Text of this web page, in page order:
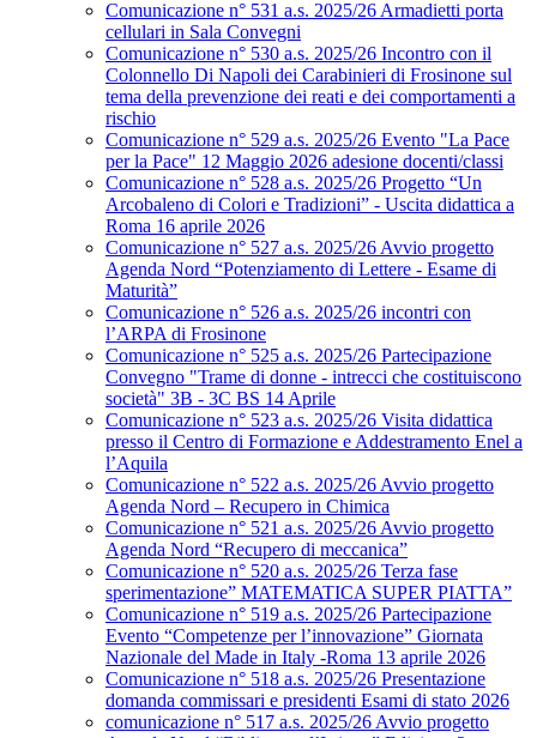
Comunicazione n° 531 a.s. 2025/26 Armadietti porta
cellulari in Sala Convegni
Comunicazione n° 530 a.s. 2025/26 Incontro con il
Colonnello Di Napoli dei Carabinieri di Frosinone sul
tema della prevenzione dei reati e dei comportamenti a
rischio
Comunicazione n° 529 a.s. 2025/26 Evento "La Pace
per la Pace" 12 Maggio 2026 adesione docenti/classi
Comunicazione n° 528 a.s. 2025/26 Progetto “Un
Arcobaleno di Colori e Tradizioni” - Uscita didattica a
Roma 16 aprile 2026
Comunicazione n° 527 a.s. 2025/26 Avvio progetto
Agenda Nord “Potenziamento di Lettere - Esame di
Maturità”
Comunicazione n° 526 a.s. 2025/26 incontri con
l’ARPA di Frosinone
Comunicazione n° 525 a.s. 2025/26 Partecipazione
Convegno "Trame di donne - intrecci che costituiscono
società" 3B - 3C BS 14 Aprile
Comunicazione n° 523 a.s. 2025/26 Visita didattica
presso il Centro di Formazione e Addestramento Enel a
l’Aquila
Comunicazione n° 522 a.s. 2025/26 Avvio progetto
Agenda Nord – Recupero in Chimica
Comunicazione n° 521 a.s. 2025/26 Avvio progetto
Agenda Nord “Recupero di meccanica”
Comunicazione n° 520 a.s. 2025/26 Terza fase
sperimentazione” MATEMATICA SUPER PIATTA”
Comunicazione n° 519 a.s. 2025/26 Partecipazione
Evento “Competenze per l’innovazione” Giornata
Nazionale del Made in Italy -Roma 13 aprile 2026
Comunicazione n° 518 a.s. 2025/26 Presentazione
domanda commissari e presidenti Esami di stato 2026
comunicazione n° 517 a.s. 2025/26 Avvio progetto